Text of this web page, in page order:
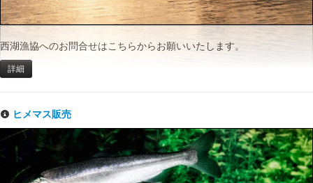
西湖漁協へのお問合せはこちらからお願いいたします。
詳細
ヒメマス販売